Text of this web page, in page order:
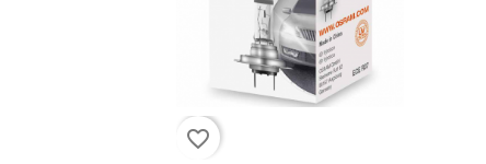
favorite_border